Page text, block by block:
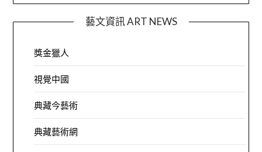
藝文資訊 ART NEWS
獎金獵人
視覺中國
典藏今藝術
典藏藝術網